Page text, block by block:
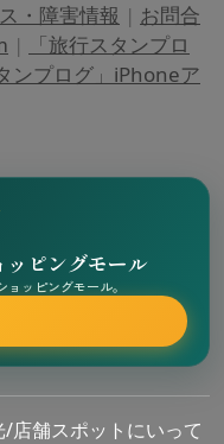
・障害情報 | お問合
|
「旅行スタンプロ
ンプログ」iPhoneア
ピングモール
ッピングモール。
店舗スポットにいって